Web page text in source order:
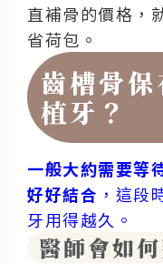
直補骨的價格，
省荷包。
齒槽骨
植牙？
一般大約需要等
好好結合 ，這段
牙用得越久。
醫師會如